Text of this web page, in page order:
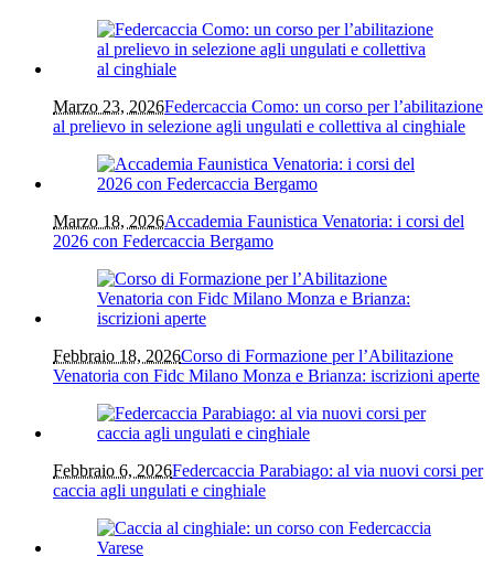
Marzo 23, 2026Federcaccia Como: un corso per l’abilitazione
al prelievo in selezione agli ungulati e collettiva al cinghiale
Marzo 18, 2026Accademia Faunistica Venatoria: i corsi del
2026 con Federcaccia Bergamo
Febbraio 18, 2026Corso di Formazione per l’Abilitazione
Venatoria con Fidc Milano Monza e Brianza: iscrizioni aperte
Febbraio 6, 2026Federcaccia Parabiago: al via nuovi corsi per
caccia agli ungulati e cinghiale